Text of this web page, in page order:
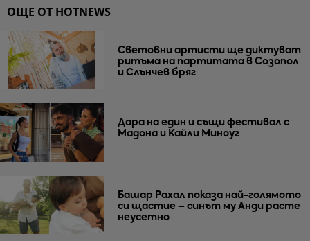
ОЩЕ ОТ HOTNEWS
Световни артисти ще диктуват
ритъма на партитата в Созопол
и Слънчев бряг
Дара на един и същи фестивал с
Мадона и Кайли Миноуг
Башар Рахал показа най-голямото
си щастие – синът му Анди расте
неусетно